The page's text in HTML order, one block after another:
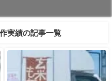
実績の記事一覧